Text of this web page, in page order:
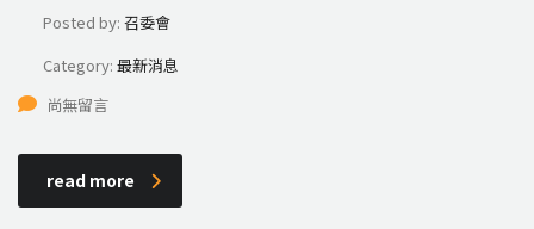
Posted by: 召委會
Category: 最新消息
尚無留言
read more